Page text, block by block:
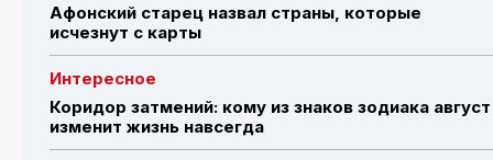
Афонский старец назвал страны, которые
исчезнут с карты
Интересное
Коридор затмений: кому из знаков зодиака август
изменит жизнь навсегда